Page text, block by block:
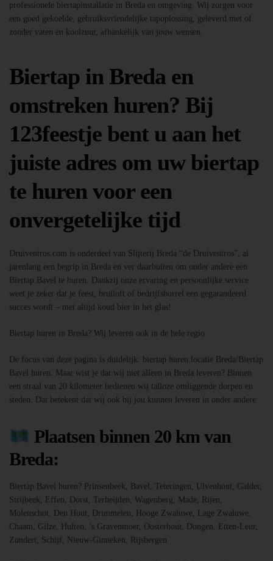
professionele biertapinstallatie in Breda en omgeving. Wij zorgen voor
een goed gekoelde, gebruiksvriendelijke tapoplossing, geleverd met of
zonder vaten en koolzuur, afhankelijk van jouw wensen.
Biertap in Breda en
omstreken huren? Bij
123feestje bent u aan het
juiste adres om uw biertap
te huren voor een
onvergetelijke tijd
Druiventros.com is onderdeel van Slijterij Breda “de Druiventros”, al
jarenlang een begrip in Breda en ver daarbuiten om onder andere een
Biertap Bavel te huren. Dankzij onze ervaring en persoonlijke service
weet je zeker dat je feest, bruiloft of bedrijfsborrel een gegarandeerd
succes wordt – met altijd koud bier in het glas!
Biertap huren in Breda? Wij leveren ook in de hele regio
De focus van deze pagina is duidelijk: biertap huren locatie Breda/Biertap
Bavel huren. Maar wist je dat wij niet alleen in Breda leveren? Binnen
een straal van 20 kilometer bedienen wij talloze omliggende dorpen en
steden. Dat betekent dat wij ook bij jou kunnen leveren in onder andere:
Plaatsen binnen 20 km van
Breda:
Biertap Bavel huren? Prinsenbeek, Bavel, Teteringen, Ulvenhout, Galder,
Strijbeek, Effen, Dorst, Terheijden, Wagenberg, Made, Rijen,
Molenschot, Den Hout, Drimmelen, Hooge Zwaluwe, Lage Zwaluwe,
Chaam, Gilze, Hulten, ’s Gravenmoer, Oosterhout, Dongen, Etten-Leur,
Zundert, Schijf, Nieuw-Ginneken, Rijsbergen